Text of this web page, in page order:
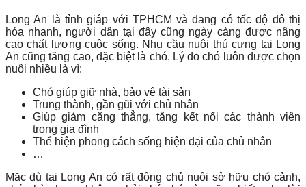
Long An là tỉnh giáp với TPHCM và đang có tốc độ đô thị
hóa nhanh, người dân tại đây cũng ngày càng được nâng
cao chất lượng cuộc sống. Nhu cầu nuôi thú cưng tại Long
An cũng tăng cao, đặc biệt là chó. Lý do chó luôn được chọn
nuôi nhiều là vì:
Chó giúp giữ nhà, bảo vệ tài sản
Trung thành, gần gũi với chủ nhân
Giúp giảm căng thẳng, tăng kết nối các thành viên
trong gia đình
Thể hiện phong cách sống hiện đại của chủ nhân
…
Mặc dù tại Long An có rất đông chủ nuôi sở hữu chó cảnh,